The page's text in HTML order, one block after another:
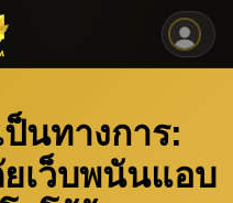
นทางการ:
เว็บพนันแอบ